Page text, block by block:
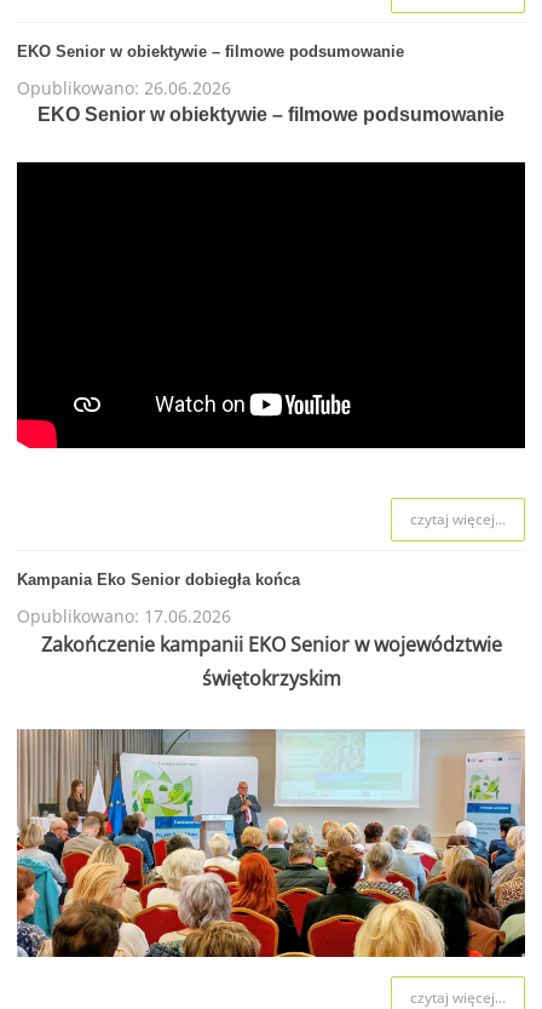
EKO Senior w obiektywie – filmowe podsumowanie
Opublikowano: 26.06.2026
EKO Senior w obiektywie – filmowe podsumowanie
czytaj więcej...
Kampania Eko Senior dobiegła końca
Opublikowano: 17.06.2026
Zakończenie kampanii EKO Senior w województwie
świętokrzyskim
czytaj więcej...